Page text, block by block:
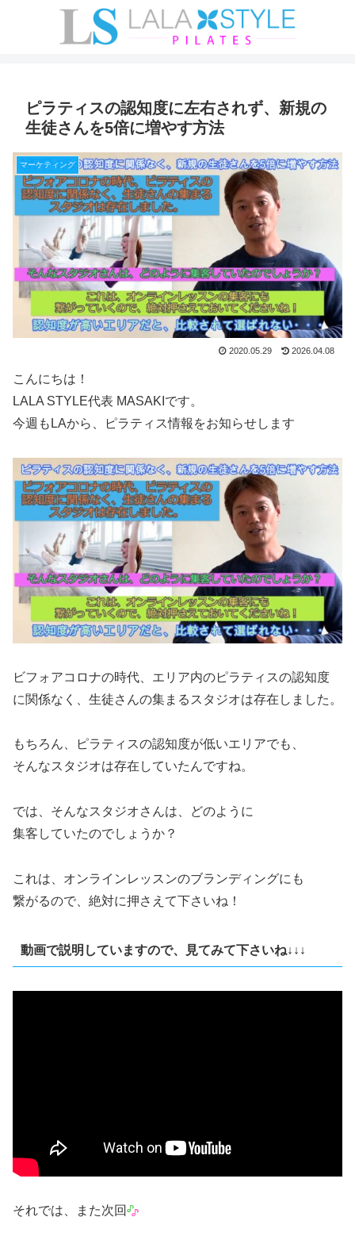
ピラティスの認知度に左右されず、新規の
生徒さんを5倍に増やす方法
マーケティング
2020.05.29 2026.04.08
こんにちは！
LALA STYLE代表 MASAKIです。
今週もLAから、ピラティス情報をお知らせします
ビフォアコロナの時代、エリア内のピラティスの認知度
に関係なく、生徒さんの集まるスタジオは存在しました。
もちろん、ピラティスの認知度が低いエリアでも、
そんなスタジオは存在していたんですね。
では、そんなスタジオさんは、どのように
集客していたのでしょうか？
これは、オンラインレッスンのブランディングにも
繋がるので、絶対に押さえて下さいね！
動画で説明していますので、見てみて下さいね↓↓↓
それでは、また次回